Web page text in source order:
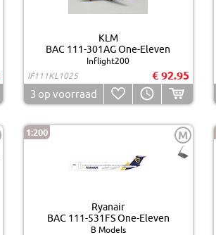
KLM
BAC 111-301AG One-Eleven
Inflight200
IF111KL1025
€ 92.95
3 op voorraad
1:200 M
Ryanair
BAC 111-531FS One-Eleven
B Models